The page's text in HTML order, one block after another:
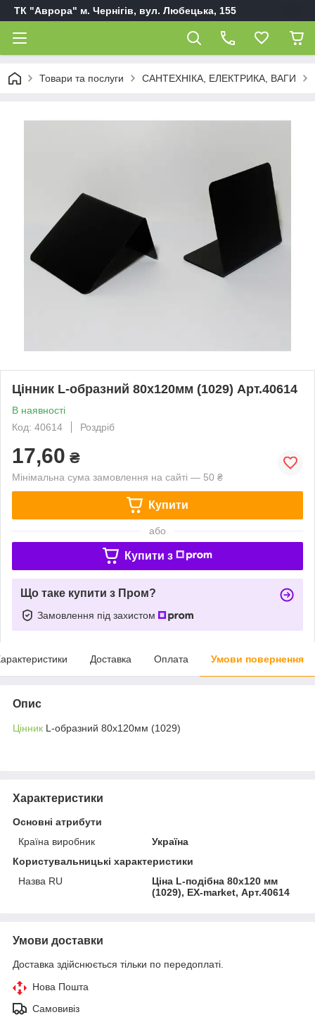
ТК "Аврора" м. Чернігів, вул. Любецька, 155
Товари та послуги САНТЕХНІКА, ЕЛЕКТРИКА, ВАГИ
Цінник L-образний 80х120мм (1029) Арт.40614
В наявності
Код: 40614
Роздріб
17,60 ₴
Мінімальна сума замовлення на сайті — 50 ₴
Купити
або
Купити з
Що таке купити з Пром?
Замовлення під захистом
Доставка Оплата Умови повернення
Опис
Цінник L-образний 80х120мм (1029)
Характеристики
Основні атрибути
Країна виробник
Україна
Користувальницькі характеристики
Назва RU
Ціна L-подібна 80х120 мм
(1029), EX-market, Арт.40614
Умови доставки
Доставка здійснюється тільки по передоплаті.
Нова Пошта
Самовивіз